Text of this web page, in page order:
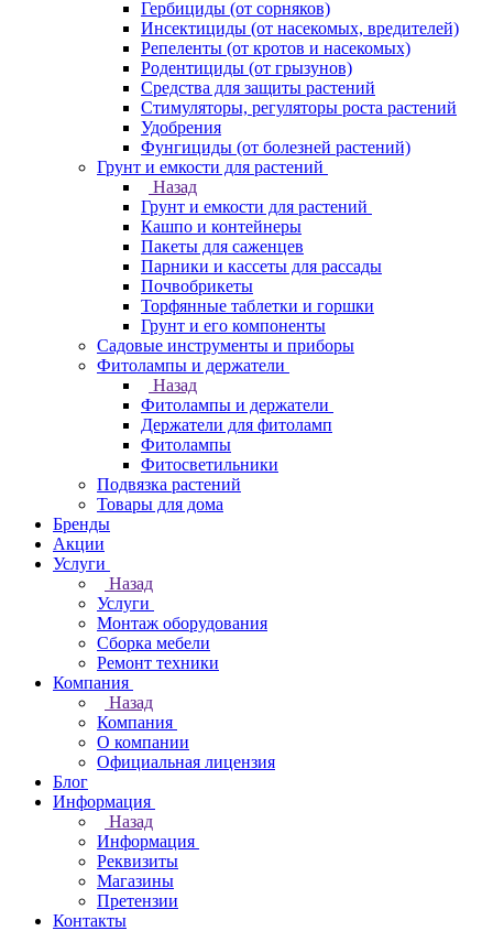
Гербициды (от сорняков)
Инсектициды (от насекомых, вредителей)
Репеленты (от кротов и насекомых)
Родентициды (от грызунов)
Средства для защиты растений
Стимуляторы, регуляторы роста растений
Удобрения
Фунгициды (от болезней растений)
Грунт и емкости для растений
Назад
Грунт и емкости для растений
Кашпо и контейнеры
Пакеты для саженцев
Парники и кассеты для рассады
Почвобрикеты
Торфянные таблетки и горшки
Грунт и его компоненты
Садовые инструменты и приборы
Фитолампы и держатели
Назад
Фитолампы и держатели
Держатели для фитоламп
Фитолампы
Фитосветильники
Подвязка растений
Товары для дома
Бренды
Акции
Услуги
Назад
Услуги
Монтаж оборудования
Сборка мебели
Ремонт техники
Компания
Назад
Компания
О компании
Официальная лицензия
Блог
Информация
Назад
Информация
Реквизиты
Магазины
Претензии
Контакты